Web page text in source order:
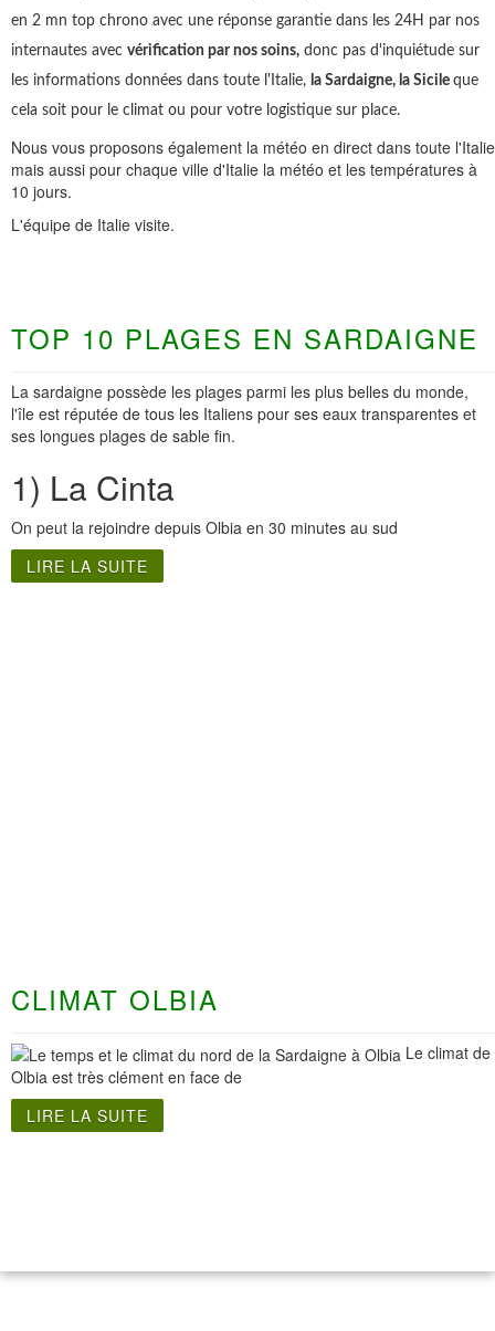
en 2 mn top chrono avec une réponse garantie dans les 24H par nos
internautes avec vérification par nos soins, donc pas d'inquiétude sur
les informations données dans toute l'Italie, la Sardaigne, la Sicile que
cela soit pour le climat ou pour votre logistique sur place.
Nous vous proposons également la météo en direct dans toute l'Italie
mais aussi pour chaque ville d'Italie la météo et les températures à
10 jours.
L'équipe de Italie visite.
TOP 10 PLAGES EN SARDAIGNE
La sardaigne possède les plages parmi les plus belles du monde,
l'île est réputée de tous les Italiens pour ses eaux transparentes et
ses longues plages de sable fin.
1) La Cinta
On peut la rejoindre depuis Olbia en 30 minutes au sud
LIRE LA SUITE
CLIMAT OLBIA
Le climat de
Olbia est très clément en face de
LIRE LA SUITE